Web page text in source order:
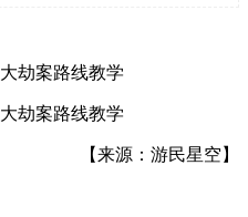
【来源：游民星空】